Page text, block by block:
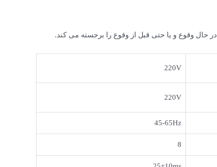
حال وقوع و یا حتی قبل از وقوع را برجسته می کند.
220V
220V
45-65Hz
8